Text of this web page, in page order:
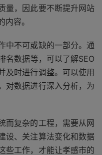
量，因此要不断提升网站
容。
中不可或缺的一部分。通
名数据等，可以了解SEO
及时进行调整。可以使用
对数据进行深入分析，为
而复杂的工程，需要从网
设、关注算法变化和数据
些工作，才能让孝感市的